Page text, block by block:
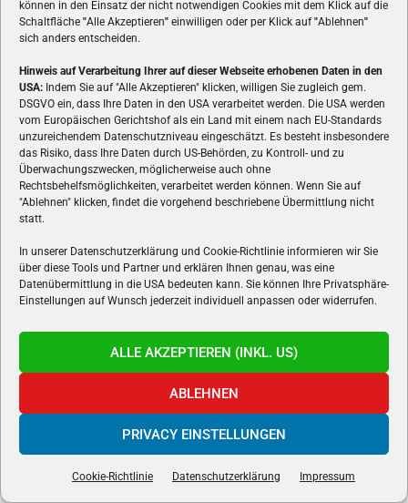
können in den Einsatz der nicht notwendigen Cookies mit dem Klick auf die
Schaltfläche "Alle Akzeptieren" einwilligen oder per Klick auf"Ablehnen"
sich anders entscheiden.
Hinweis auf Verarbeitung Ihrer auf dieser Webseite erhobenen Daten in den
USA: Indem Sie auf "Alle Akzeptieren" klicken, willigen Sie zugleich gem.
DSGVO ein, dass Ihre Daten in den USA verarbeitet werden. Die USA werden
vom Europäischen Gerichtshof als ein Land mit einem nach EU-Standards
unzureichendem Datenschutzniveau eingeschätzt. Es besteht insbesondere
das Risiko, dass Ihre Daten durch US-Behörden, zu Kontroll- und zu
Überwachungszwecken, möglicherweise auch ohne
Rechtsbehelfsmöglichkeiten, verarbeitet werden können. Wenn Sie auf
"Ablehnen" klicken, findet die vorgehend beschriebene Übermittlung nicht
statt.
In unserer Datenschutzerklärung und Cookie-Richtlinie informieren wir Sie
über diese Tools und Partner und erklären Ihnen genau, was eine
Datenübermittlung in die USA bedeuten kann. Sie können Ihre Privatsphäre-
Einstellungen auf Wunsch jederzeit individuell anpassen oder widerrufen.
ALLE AKZEPTIEREN (INKL. US)
ABLEHNEN
PRIVACY EINSTELLUNGEN
Cookie-Richtlinie Datenschutzerklärung Impressum
NEUESTE BEITRÄGE
Mistfall Hunter im Test
vonSven Evil
GTA 6: „An Extended Look“ startet am 27.
August zuerst auf Netflix
The Division Resurgence startet regulär auf